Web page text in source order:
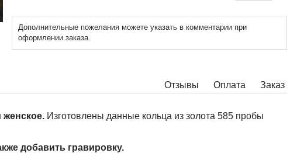
Дополнительные пожелания можете указать в комментарии при
оформлении заказа.
Отзывы Заказ
Оплата
Изготовлены данные кольца из золота 585 пробы
добавить гравировку.